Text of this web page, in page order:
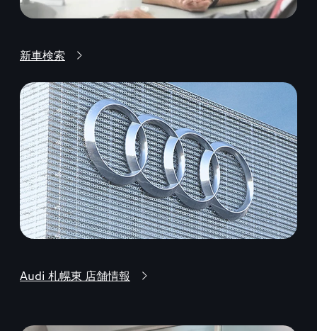
新車検索
Audi 札幌東 店舗情報